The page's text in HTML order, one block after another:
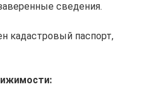
сведения.
кадастровый паспорт,